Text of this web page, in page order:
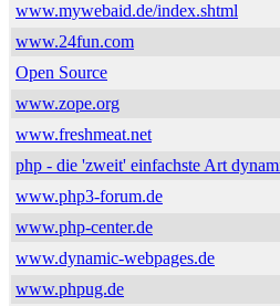
www.mywebaid.de/index.shtml
www.24fun.com
Open Source
www.zope.org
www.freshmeat.net
php - die 'zweit' einfachste Art
www.php3-forum.de
www.php-center.de
www.dynamic-webpages.de
www.phpug.de